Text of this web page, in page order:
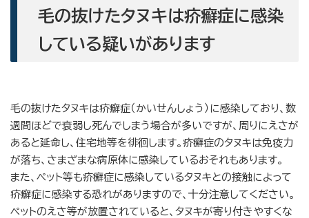
毛の抜けたタヌキは疥癬症に感染
している疑いがあります
毛の抜けたタヌキは疥癬症（かいせんしょう）に感染しており、数
週間ほどで衰弱し死んでしまう場合が多いですが、周りにえさが
あると延命し、住宅地等を徘徊します。疥癬症のタヌキは免疫力
が落ち、さまざまな病原体に感染しているおそれもあります。
また、ペット等も疥癬症に感染しているタヌキとの接触によって
疥癬症に感染する恐れがありますので、十分注意してください。
ペットのえさ等が放置されていると、タヌキが寄り付きやすくな